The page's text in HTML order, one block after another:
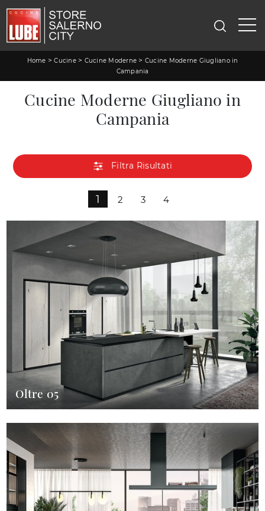
Home >Cucine> Cucine Moderne > Cucine Moderne Giugliano in
Campania
Cucine Moderne Giugliano in
Campania
Filtra Risultati
1 2 3 4
Oltre 05